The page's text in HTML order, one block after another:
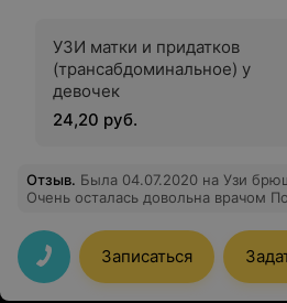
УЗИ матки и придатков
(трансабдоминальное) у
девочек
24,20 руб.
Отзыв. Была 04.07.2020 на Узи
Очень осталась довольна врачом
все нюансы органов. И как
Записаться